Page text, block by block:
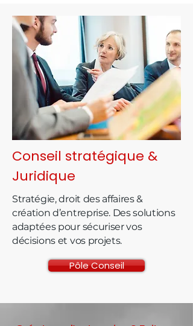
Conseil stratégique &
Juridique
Stratégie, droit des affaires &
création d’entreprise. Des solutions
adaptées pour sécuriser vos
décisions et vos projets.
Pôle Conseil